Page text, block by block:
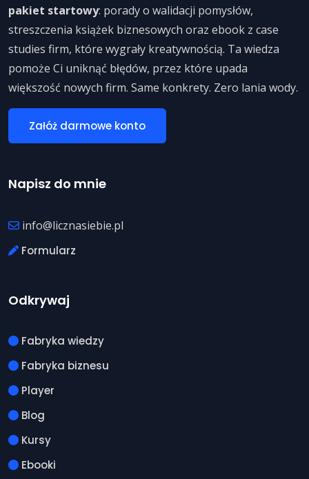
pakiet startowy: porady o walidacji pomysłów,
streszczenia książek biznesowych oraz ebook z case
studies firm, które wygrały kreatywnością. Ta wiedza
pomoże Ci uniknąć błędów, przez które upada
większość nowych firm. Same konkrety. Zero lania wody.
Załóż darmowe konto
Napisz do mnie
info@licznasiebie.pl
Formularz
Odkrywaj
Fabryka wiedzy
Fabryka biznesu
Player
Blog
Kursy
Ebooki